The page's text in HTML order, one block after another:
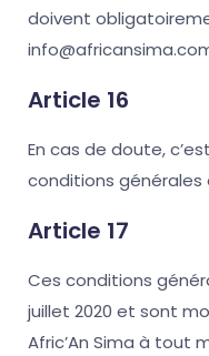
doivent
Article 16
En cas de doute,
conditions générales
Article 17
Ces conditions
juillet 2020 et sont
Afric’An Sima à tout